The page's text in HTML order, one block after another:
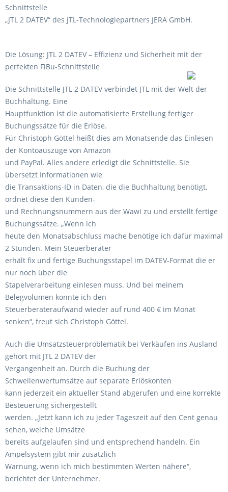
Schnittstelle
„JTL 2 DATEV“ des JTL-Technologiepartners JERA GmbH.
Die Lösung: JTL 2 DATEV – Effizienz und Sicherheit mit der
perfekten FiBu-Schnittstelle
Die Schnittstelle JTL 2 DATEV verbindet JTL mit der Welt der
Buchhaltung. Eine
Hauptfunktion ist die automatisierte Erstellung fertiger
Buchungssätze für die Erlöse.
Für Christoph Göttel heißt dies am Monatsende das Einlesen
der Kontoauszüge von Amazon
und PayPal. Alles andere erledigt die Schnittstelle. Sie
übersetzt Informationen wie
die Transaktions-ID in Daten, die die Buchhaltung benötigt,
ordnet diese den Kunden-
und Rechnungsnummern aus der Wawi zu und erstellt fertige
Buchungssätze. „Wenn ich
heute den Monatsabschluss mache benötige ich dafür maximal
2 Stunden. Mein Steuerberater
erhält fix und fertige Buchungsstapel im DATEV-Format die er
nur noch über die
Stapelverarbeitung einlesen muss. Und bei meinem
Belegvolumen konnte ich den
Steuerberateraufwand wieder auf rund 400 € im Monat
senken“, freut sich Christoph Göttel.
Auch die Umsatzsteuerproblematik bei Verkäufen ins Ausland
gehört mit JTL 2 DATEV der
Vergangenheit an. Durch die Buchung der
Schwellenwertumsätze auf separate Erlöskonten
kann jederzeit ein aktueller Stand abgerufen und eine korrekte
Besteuerung sichergestellt
werden. „Jetzt kann ich zu jeder Tageszeit auf den Cent genau
sehen, welche Umsätze
bereits aufgelaufen sind und entsprechend handeln. Ein
Ampelsystem gibt mir zusätzlich
Warnung, wenn ich mich bestimmten Werten nähere“,
berichtet der Unternehmer.